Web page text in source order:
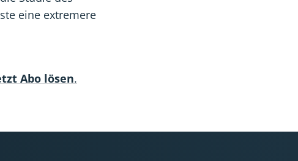
eine extremere
Abo lösen.